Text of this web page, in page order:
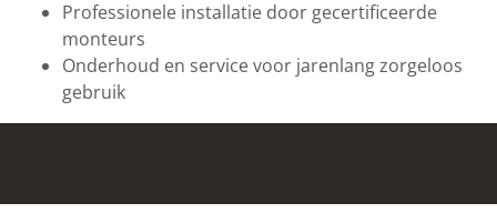
Professionele installatie door gecertificeerde
monteurs
Onderhoud en service voor jarenlang zorgeloos
gebruik